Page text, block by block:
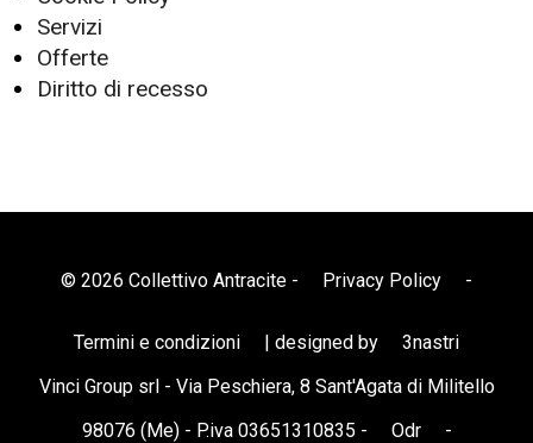
Servizi
Offerte
Diritto di recesso
© 2026 Collettivo Antracite - Privacy Policy -
Termini e condizioni | designed by
3nastri
Vinci Group srl - Via Peschiera, 8 Sant'Agata di Militello
98076 (Me) - P.iva 03651310835 -
Odr -